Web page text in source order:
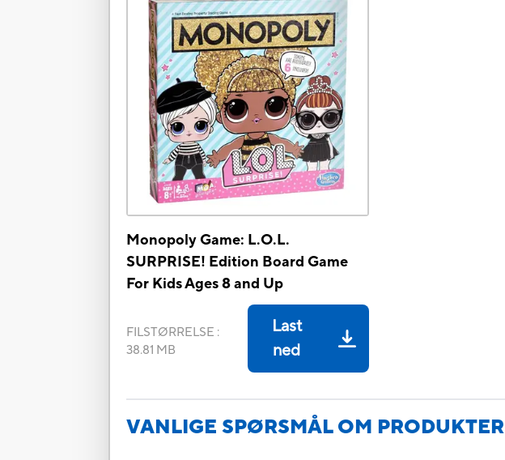
Monopoly Game: L.O.L.
SURPRISE! Edition Board Game
For Kids Ages 8 and Up
FILSTØRRELSE :
38.81 MB
Last
ned
VANLIGE SPØRSMÅL OM PRODUKTER